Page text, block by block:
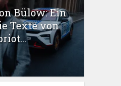
Bülow: Ein
Texte von